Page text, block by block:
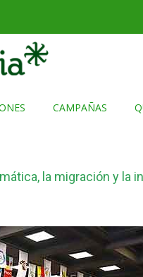
CAMPAÑAS
la migración y la